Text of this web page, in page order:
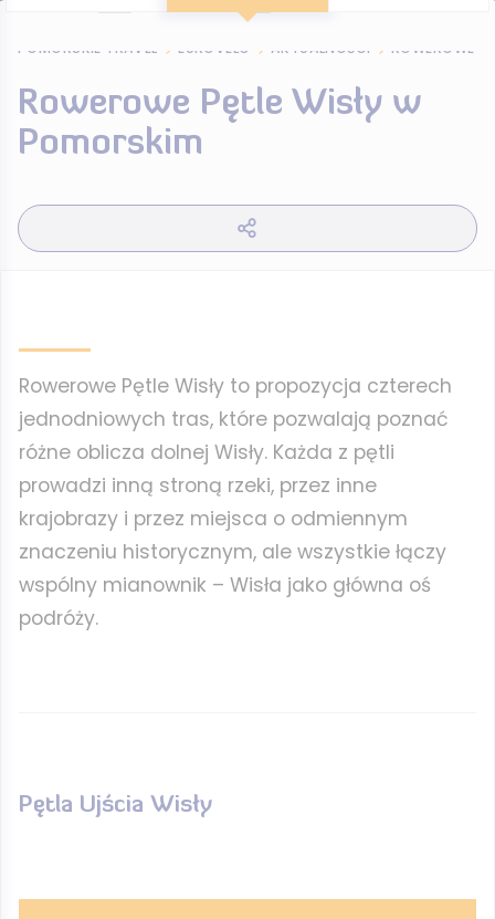
POMORSKIE TRAVEL EUROVELO AKTUALNOŚCI ROWEROWE
Rowerowe Pętle Wisły w
Pomorskim
Rowerowe Pętle Wisły to propozycja czterech
jednodniowych tras, które pozwalają poznać
różne oblicza dolnej Wisły. Każda z pętli
prowadzi inną stroną rzeki, przez inne
krajobrazy i przez miejsca o odmiennym
znaczeniu historycznym, ale wszystkie łączy
wspólny mianownik – Wisła jako główna oś
podróży.
Pętla Ujścia Wisły